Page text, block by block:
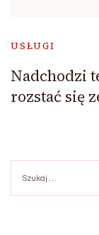
USŁUGI
Nadchodzi
rozstać się